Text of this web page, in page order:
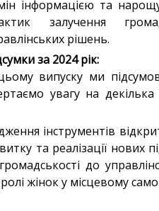
інформацією та
залучення
рішень.
за 2024 рік:
випуску ми
увагу на
інструментів
та реалізації нових
до
жінок у місцевому